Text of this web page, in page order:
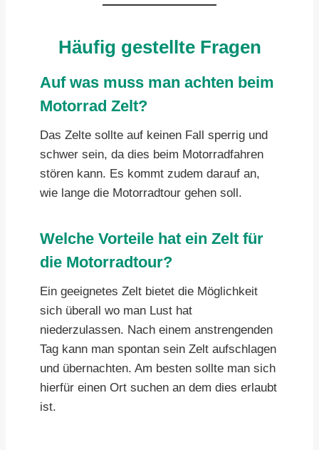
Häufig gestellte Fragen
Auf was muss man achten beim
Motorrad Zelt?
Das Zelte sollte auf keinen Fall sperrig und
schwer sein, da dies beim Motorradfahren
stören kann. Es kommt zudem darauf an,
wie lange die Motorradtour gehen soll.
Welche Vorteile hat ein Zelt für
die Motorradtour?
Ein geeignetes Zelt bietet die Möglichkeit
sich überall wo man Lust hat
niederzulassen. Nach einem anstrengenden
Tag kann man spontan sein Zelt aufschlagen
und übernachten. Am besten sollte man sich
hierfür einen Ort suchen an dem dies erlaubt
ist.